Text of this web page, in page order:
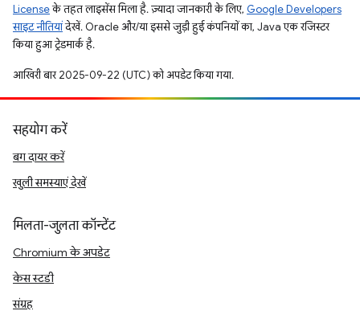
Licenseके तहत लाइसेंस मिला है. ज़्यादा जानकारी के लिए, Google Developers
साइट नीतियांदेखें. Oracle और/या इससे जुड़ी हुई कंपनियों का, Java एक रजिस्टर
किया हुआ ट्रेडमार्क है.
आखिरी बार 2025-09-22 (UTC) को अपडेट किया गया.
सहयोग करें
बग दायर करें
खुली समस्याएं देखें
मिलता-जुलता कॉन्टेंट
Chromium के अपडेट
केस स्टडी
संग्रह